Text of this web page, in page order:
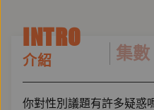
INTRO
介紹 集數
你對性別議題有許多疑惑